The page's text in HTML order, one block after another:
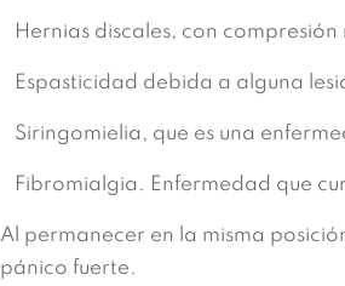
Hernias discales, con
Espasticidad debida a alguna
Siringomielia, que es una
Fibromialgia. Enfermedad que
Al permanecer en la misma
pánico fuerte.